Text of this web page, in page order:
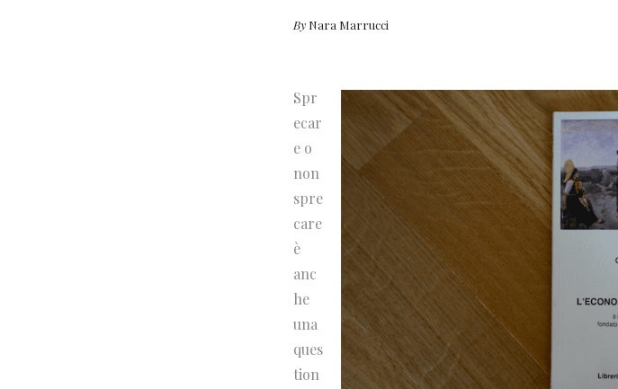
By Nara Marrucci
Spr
ecar
e o
non
spre
care
è
anc
he
una
ques
tion